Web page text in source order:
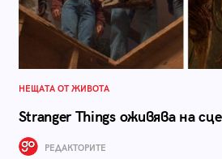
НЕЩАТА ОТ ЖИВОТА
Stranger Things оживява на
РЕДАКТОРИТЕ